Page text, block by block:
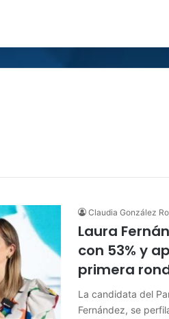
Claudia González
Laura
con 53% y
primera
La candidata del
Fernández, se